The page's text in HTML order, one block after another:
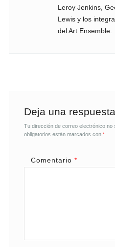
Leroy Jenkins,
Lewis y los
del Art Ensemble.
Deja una respuesta
Tu dirección de correo electrónico no
obligatorios están marcados con *
Comentario *